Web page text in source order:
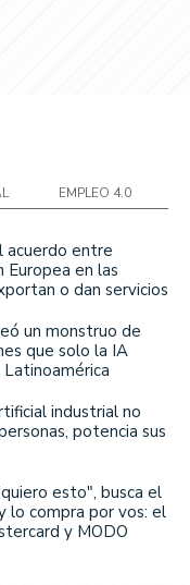
EMPLEO 4.0
acuerdo entre
Europea en las
o dan servicios
un monstruo de
que solo la IA
industrial no
potencia sus
esto", busca el
lo compra por vos: el
y MODO